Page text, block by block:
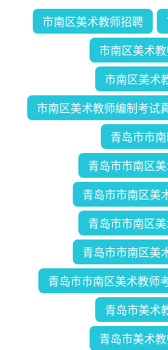
市南区美术教师招聘
市南区美术
市南区美术
市南区美术教师编制考试
青岛市市
青岛市市南区
青岛市市南区美
青岛市市南区
青岛市市南区美
青岛市市南区美术教师
青岛市美术
青岛市美术